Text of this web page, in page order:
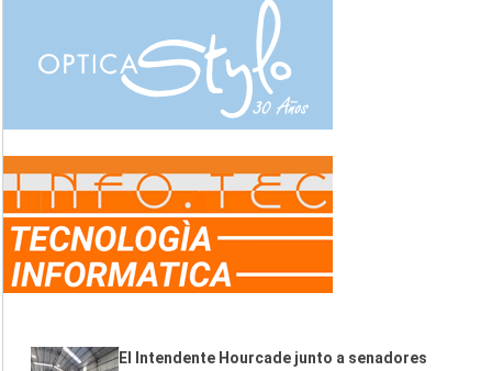
El Intendente Hourcade junto a senadores